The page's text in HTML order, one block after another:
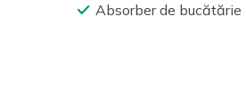
Absorber de bucătărie